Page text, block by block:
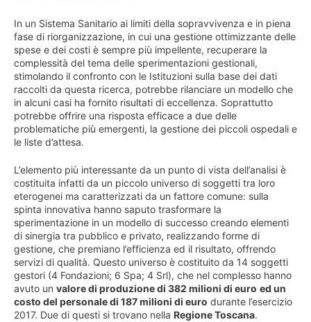
In un Sistema Sanitario ai limiti della sopravvivenza e in piena
fase di riorganizzazione, in cui una gestione ottimizzante delle
spese e dei costi è sempre più impellente, recuperare la
complessità del tema delle sperimentazioni gestionali,
stimolando il confronto con le Istituzioni sulla base dei dati
raccolti da questa ricerca, potrebbe rilanciare un modello che
in alcuni casi ha fornito risultati di eccellenza. Soprattutto
potrebbe offrire una risposta efficace a due delle
problematiche più emergenti, la gestione dei piccoli ospedali e
le liste d’attesa.
L’elemento più interessante da un punto di vista dell’analisi è
costituita infatti da un piccolo universo di soggetti tra loro
eterogenei ma caratterizzati da un fattore comune: sulla
spinta innovativa hanno saputo trasformare la
sperimentazione in un modello di successo creando elementi
di sinergia tra pubblico e privato, realizzando forme di
gestione, che premiano l’efficienza ed il risultato, offrendo
servizi di qualità. Questo universo è costituito da 14 soggetti
gestori (4 Fondazioni; 6 Spa; 4 Srl), che nel complesso hanno
avuto un valore di produzione di 382 milioni di euro ed un
costo del personale di 187 milioni di euro durante l’esercizio
2017. Due di questi si trovano nella Regione Toscana.